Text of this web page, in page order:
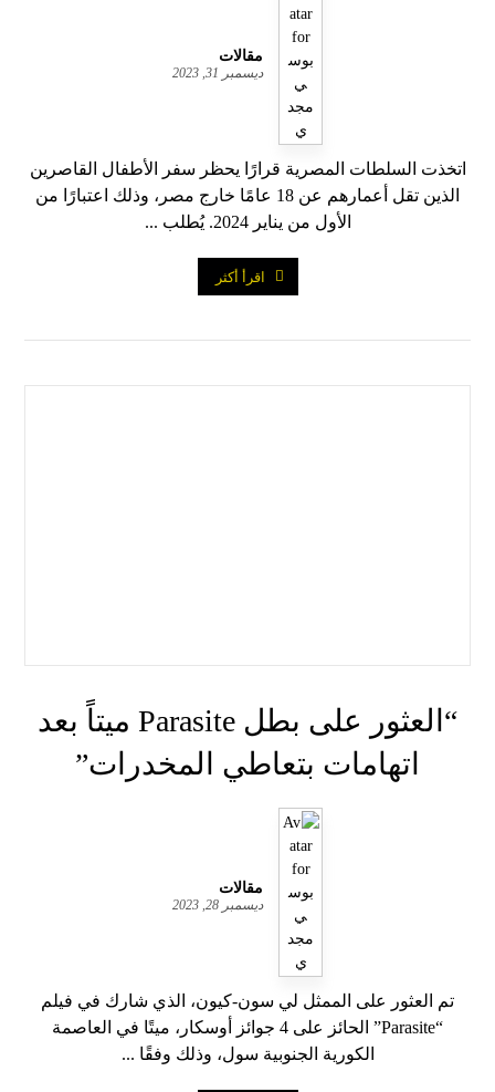
مقالات
ديسمبر 31, 2023
اتخذت السلطات المصرية قرارًا يحظر سفر الأطفال القاصرين
الذين تقل أعمارهم عن 18 عامًا خارج مصر، وذلك اعتبارًا من
الأول من يناير 2024. يُطلب ...
اقرأ أكثر
“العثور على بطل Parasite ميتاً بعد
اتهامات بتعاطي المخدرات”
مقالات
ديسمبر 28, 2023
تم العثور على الممثل لي سون-كيون، الذي شارك في فيلم
“Parasite” الحائز على 4 جوائز أوسكار، ميتًا في العاصمة
الكورية الجنوبية سول، وذلك وفقًا ...